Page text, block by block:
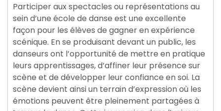
Participer aux spectacles ou représentations au
sein d’une école de danse est une excellente
façon pour les élèves de gagner en expérience
scénique. En se produisant devant un public, les
danseurs ont l’opportunité de mettre en pratique
leurs apprentissages, d’affiner leur présence sur
scène et de développer leur confiance en soi. La
scène devient ainsi un terrain d’expression où les
émotions peuvent être pleinement partagées à